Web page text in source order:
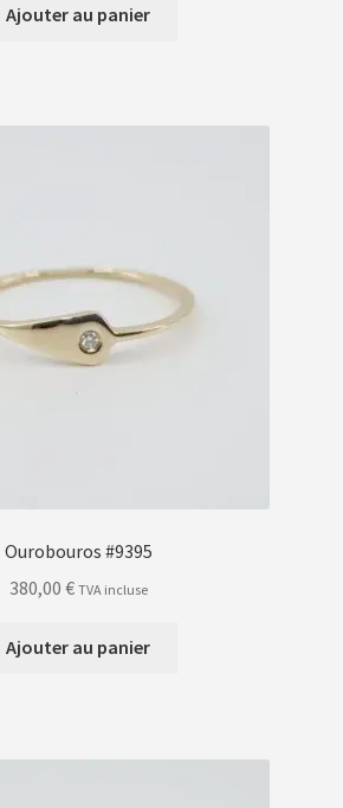
Ajouter au panier
Ourobouros #9395
380,00 € TVA incluse
Ajouter au panier